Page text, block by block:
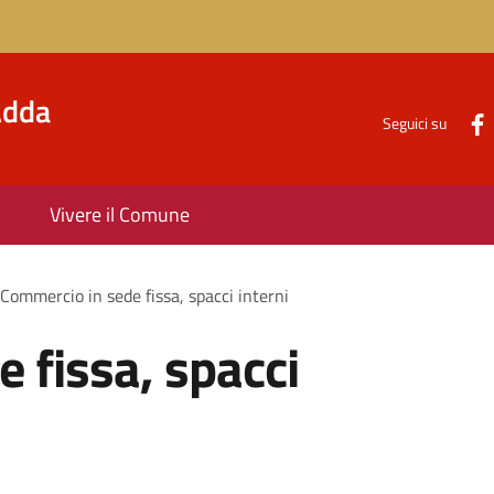
Seguici su
Vivere il Comune
Commercio in sede fissa, spacci interni
fissa, spacci